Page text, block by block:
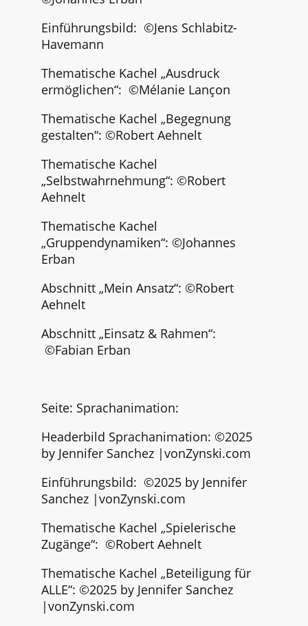
Einführungsbild: ©Jens Schlabitz-
Havemann
Thematische Kachel „Ausdruck
ermöglichen“: ©Mélanie Lançon
Thematische Kachel „Begegnung
gestalten“: ©Robert Aehnelt
Thematische Kachel
„Selbstwahrnehmung“: ©Robert
Aehnelt
Thematische Kachel
„Gruppendynamiken“: ©Johannes
Erban
Abschnitt „Mein Ansatz“: ©Robert
Aehnelt
Abschnitt „Einsatz & Rahmen“:
©Fabian Erban
Seite: Sprachanimation:
Headerbild Sprachanimation: ©2025
by Jennifer Sanchez |vonZynski.com
Einführungsbild: ©2025 by Jennifer
Sanchez |vonZynski.com
Thematische Kachel „Spielerische
Zugänge“: ©Robert Aehnelt
Thematische Kachel „Beteiligung für
ALLE“: ©2025 by Jennifer Sanchez
|vonZynski.com